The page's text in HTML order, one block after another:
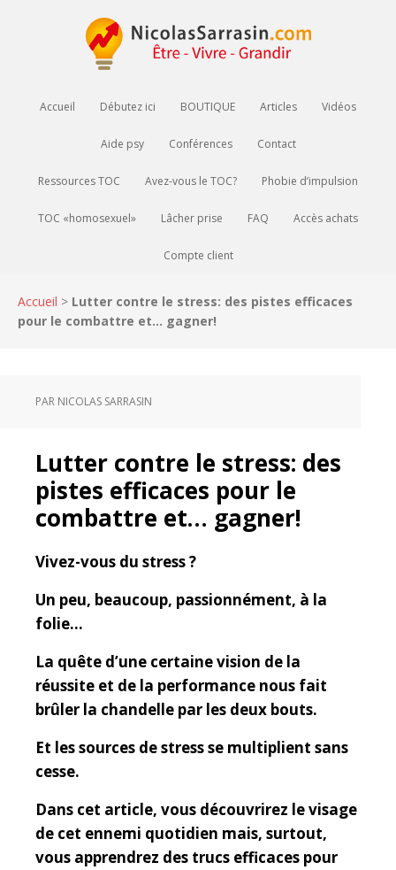
Accueil Débutez ici BOUTIQUE Articles Vidéos
Aide psy Conférences Contact
Ressources TOC Avez-vous le TOC? Phobie d’impulsion
TOC «homosexuel» Lâcher prise FAQ Accès achats
Compte client
Accueil > Lutter contre le stress: des pistes efficaces
pour le combattre et… gagner!
PAR NICOLAS SARRASIN
Lutter contre le stress: des
pistes efficaces pour le
combattre et… gagner!
Vivez-vous du stress ?
Un peu, beaucoup, passionnément, à la
folie…
La quête d’une certaine vision de la
réussite et de la performance nous fait
brûler la chandelle par les deux bouts.
Et les sources de stress se multiplient sans
cesse.
Dans cet article, vous découvrirez le visage
de cet ennemi quotidien mais, surtout,
vous apprendrez des trucs efficaces pour